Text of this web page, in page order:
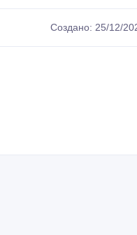
Создано: 25/12/